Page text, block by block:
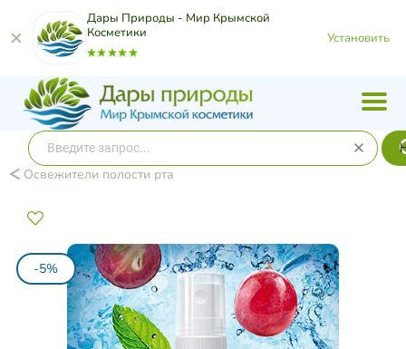
Дары Природы - Мир Крымской
Косметики
Установить
Освежители полости рта
-5%